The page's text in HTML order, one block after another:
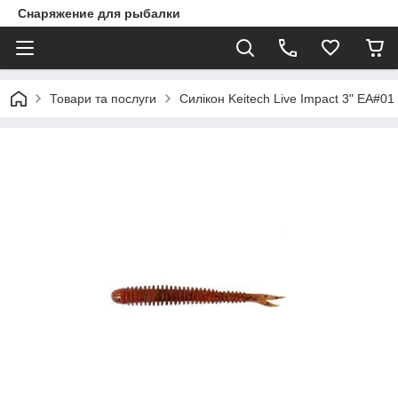
Снаряжение для рыбалки
Товари та послуги Силікон Keitech Live Impact 3"